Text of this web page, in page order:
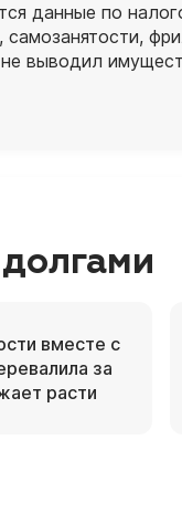
данные по
выводил
вместе с
за
расти